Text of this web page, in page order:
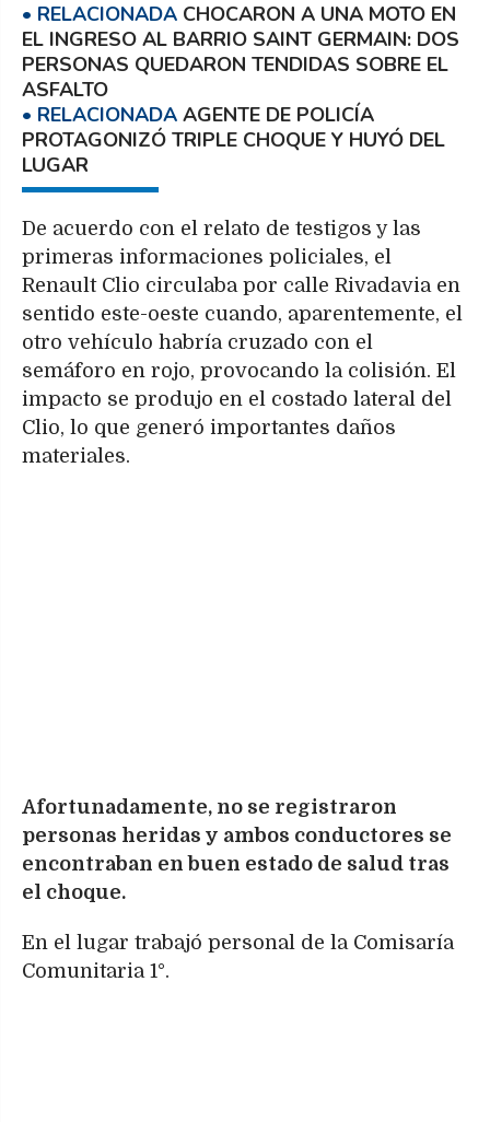
CHOCARON A UNA MOTO EN
EL INGRESO AL BARRIO SAINT GERMAIN: DOS
PERSONAS QUEDARON TENDIDAS SOBRE EL
ASFALTO
AGENTE DE POLICÍA
PROTAGONIZÓ TRIPLE CHOQUE Y HUYÓ DEL
LUGAR
De acuerdo con el relato de testigos y las
primeras informaciones policiales, el
Renault Clio circulaba por calle Rivadavia en
sentido este-oeste cuando, aparentemente, el
otro vehículo habría cruzado con el
semáforo en rojo, provocando la colisión. El
impacto se produjo en el costado lateral del
Clio, lo que generó importantes daños
materiales.
Afortunadamente, no se registraron
personas heridas y ambos conductores se
encontraban en buen estado de salud tras
el choque.
En el lugar trabajó personal de la Comisaría
Comunitaria 1°.